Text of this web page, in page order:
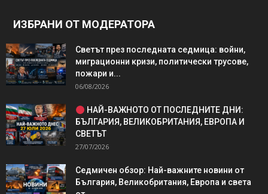
ИЗБРАНИ ОТ МОДЕРАТОРА
Светът през последната седмица: войни,
миграционни кризи, политически трусове,
пожари и...
06/08/2026
НАЙ-ВАЖНОТО ОТ ПОСЛЕДНИТЕ ДНИ:
БЪЛГАРИЯ, ВЕЛИКОБРИТАНИЯ, ЕВРОПА И
СВЕТЪТ
27/07/2026
Седмичен обзор: Най-важните новини от
България, Великобритания, Европа и света